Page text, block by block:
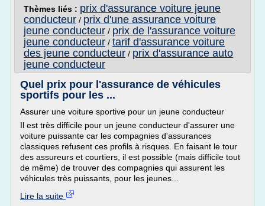
Thèmes liés : prix d'assurance voiture jeune
conducteur / prix d'une assurance voiture
jeune conducteur / prix de l'assurance voiture
jeune conducteur / tarif d'assurance voiture
des jeune conducteur / prix d'assurance auto
jeune conducteur
Quel prix pour l'assurance de véhicules
sportifs pour les ...
Assurer une voiture sportive pour un jeune conducteur
Il est très difficile pour un jeune conducteur d'assurer une
voiture puissante car les compagnies d'assurances
classiques refusent ces profils à risques. En faisant le tour
des assureurs et courtiers, il est possible (mais difficile tout
de même) de trouver des compagnies qui assurent les
véhicules très puissants, pour les jeunes...
Lire la suite